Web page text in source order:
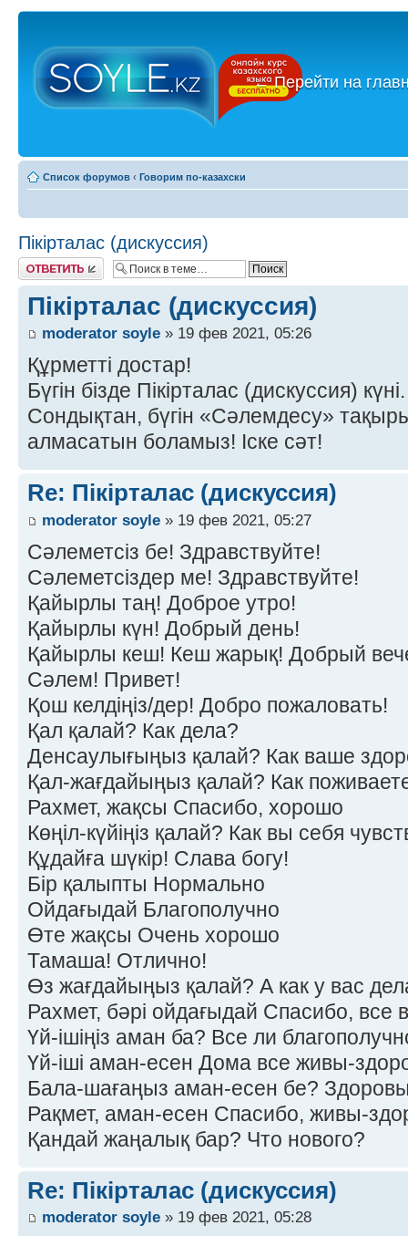
←Перейти на
Список форумов ‹ Говорим по-казахски
Пікірталас (дискуссия)
Ответить
Пікірталас (дискуссия)
moderator soyle » 19 фев 2021, 05:26
Құрметті достар!
Бүгін бізде Пікірталас (дискуссия) күні.
Сондықтан, бүгін «Сәлемдесу»
алмасатын боламыз! Іске сәт!
Re: Пікірталас (дискуссия)
moderator soyle » 19 фев 2021, 05:27
Сәлеметсіз бе! Здравствуйте!
Сәлеметсіздер ме! Здравствуйте!
Қайырлы таң! Доброе утро!
Қайырлы күн! Добрый день!
Қайырлы кеш! Кеш жарық! Добрый
Сәлем! Привет!
Қош келдіңіз/дер! Добро пожаловать!
Қал қалай? Как дела?
Денсаулығыңыз қалай? Как ваше
Қал-жағдайыңыз қалай? Как
Рахмет, жақсы Спасибо, хорошо
Көңіл-күйіңіз қалай? Как вы себя
Құдайға шүкір! Слава богу!
Бір қалыпты Нормально
Ойдағыдай Благополучно
Өте жақсы Очень хорошо
Тамаша! Отлично!
Өз жағдайыңыз қалай? А как у вас
Рахмет, бәрі ойдағыдай Спасибо, все
Үй-ішіңіз аман ба? Все ли
Үй-іші аман-есен Дома все живы-
Бала-шағаңыз аман-есен бе?
Рақмет, аман-есен Спасибо, живы-
Қандай жаңалық бар? Что нового?
Re: Пікірталас (дискуссия)
moderator soyle » 19 фев 2021, 05:28